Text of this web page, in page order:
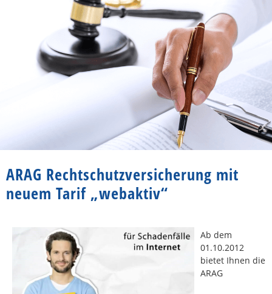
ARAG Rechtschutzversicherung mit
neuem Tarif „webaktiv“
Ab dem
01.10.2012
bietet Ihnen die
ARAG